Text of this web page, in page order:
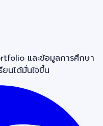
และข้อมูลการศึกษา
นได้มั่นใจขึ้น